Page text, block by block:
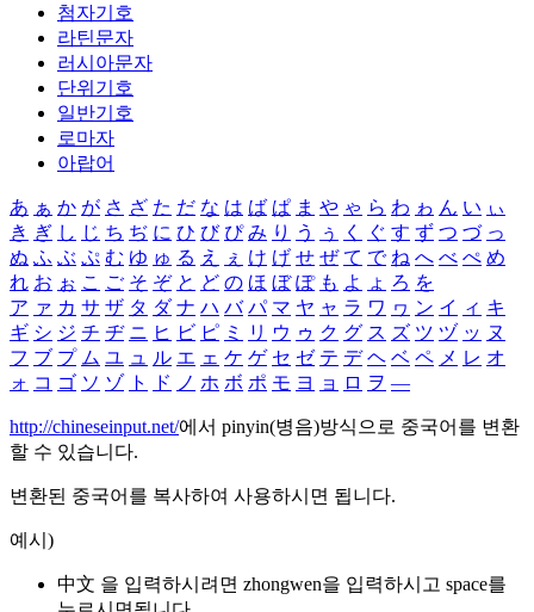
첨자기호
라틴문자
러시아문자
단위기호
일반기호
로마자
아랍어
あ ぁ か が さ ざ た だ な は ば ぱ ま や ゃ ら わ ゎ ん い ぃ
き ぎ し じ ち ぢ に ひ び ぴ み り う ぅ く ぐ す ず つ づ っ
ぬ ふ ぶ ぷ む ゆ ゅ る え ぇ け げ せ ぜ て で ね へ べ ぺ め
れ お ぉ こ ご そ ぞ と ど の ほ ぼ ぽ も よ ょ ろ を
ア ァ カ サ ザ タ ダ ナ ハ バ パ マ ヤ ャ ラ ワ ヮ ン イ ィ キ
ギ シ ジ チ ヂ ニ ヒ ビ ピ ミ リ ウ ゥ ク グ ス ズ ツ ヅ ッ ヌ
フ ブ プ ム ユ ュ ル エ ェ ケ ゲ セ ゼ テ デ ヘ ベ ペ メ レ オ
ォ コ ゴ ソ ゾ ト ド ノ ホ ボ ポ モ ヨ ョ ロ ヲ ―
http://chineseinput.net/에서 pinyin(병음)방식으로 중국어를 변환
할 수 있습니다.
변환된 중국어를 복사하여 사용하시면 됩니다.
예시)
中文 을 입력하시려면 zhongwen을 입력하시고 space를